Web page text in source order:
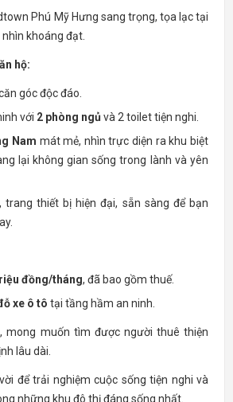
Phú Mỹ Hưng sang trọng, tọa lạc tại
khoáng đạt.
hộ:
góc độc đáo.
với 2 phòng ngủ và 2 toilet tiện nghi.
Nam mát mẻ, nhìn trực diện ra khu biệt
lại không gian sống trong lành và yên
trang thiết bị hiện đại, sẵn sàng để bạn
đồng/tháng, đã bao gồm thuế.
xe ô tô tại tầng hầm an ninh.
mong muốn tìm được người thuê thiện
lâu dài.
để trải nghiệm cuộc sống tiện nghi và
những khu đô thị đáng sống nhất.